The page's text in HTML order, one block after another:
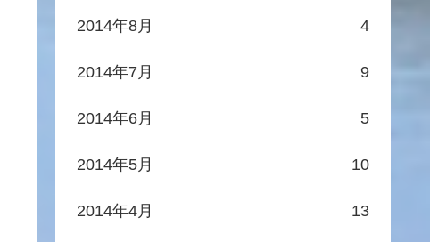
2014年8月 4
2014年7月 9
2014年6月 5
2014年5月 10
2014年4月 13